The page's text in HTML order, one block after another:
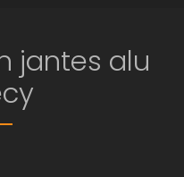
jantes alu